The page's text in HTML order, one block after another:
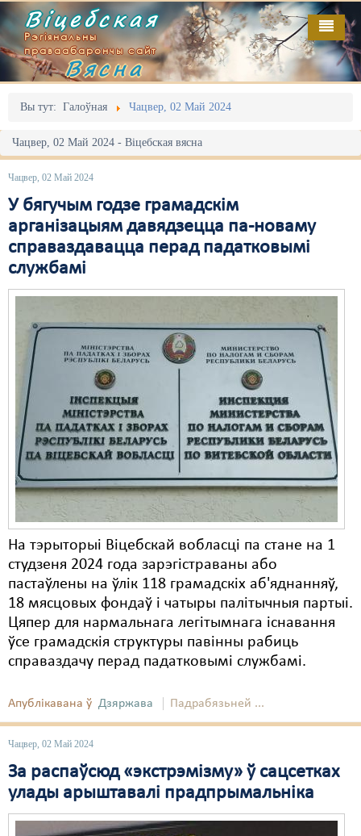
Віцебская
Рэгіянальны
праваабарончы сайт
Вясна
Вы тут: Галоўная Чацвер, 02 Май 2024
Чацвер, 02 Май 2024 - Віцебская вясна
Чацвер, 02 Май 2024
У бягучым годзе грамадскім
арганізацыям давядзецца па-новаму
справаздавацца перад падатковымі
службамі
На тэрыторыі Віцебскай вобласці па стане на 1
студзеня 2024 года зарэгістраваны або
пастаўлены на ўлік 118 грамадскіх аб'яднанняў,
18 мясцовых фондаў і чатыры палітычныя партыі.
Цяпер для нармальнага легітымнага існавання
ўсе грамадскія структуры павінны рабиць
справаздачу перад падатковымі службамі.
Апублікавана ў Дзяржава Падрабязьней ...
Чацвер, 02 Май 2024
За распаўсюд «экстрэмізму» ў сацсетках
улады арыштавалі прадпрымальніка
Галоўная
Адміністрацыйны перасьлед
Акцыі
Выбары
Грамадзянскія ініцыятывы
Дзяржава
Дыскрымінацыя
Затрыманьні
Карная псыхіятрыя
КПЧ ААН
Культурныя правы
ЛПП
Мігранты
Мірныя сходы
Палітвязьні
Праваабаронцы
Правы дзіцяці
Пэнітэнцыярная сыстэма
Свабода слова
Свабода сумленьня
Суд
Выданьні
Відэа
Пра нас
RSS